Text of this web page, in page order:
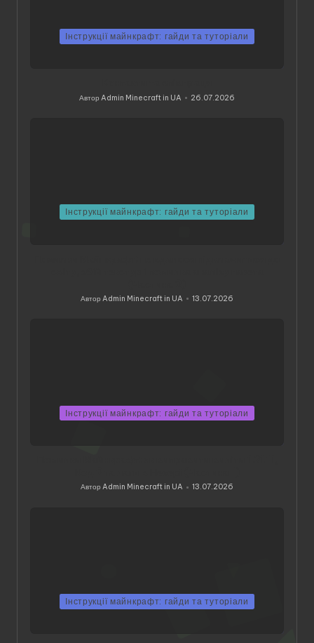
Інструкції майнкрафт: гайди та туторіали
Опубліковано
АвторAdmin Minecraft in UA 26.07.2026
Інструкції майнкрафт: гайди та туторіали
Опубліковано
АвторAdmin Minecraft in UA 13.07.2026
Інструкції майнкрафт: гайди та туторіали
Опубліковано
АвторAdmin Minecraft in UA 13.07.2026
Інструкції майнкрафт: гайди та туторіали